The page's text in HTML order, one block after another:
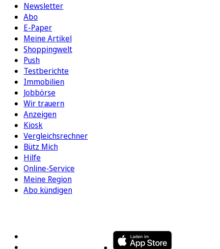
Newsletter
Abo
E-Paper
Meine Artikel
Shoppingwelt
Push
Testberichte
Immobilien
Jobbörse
Wir trauern
Anzeigen
Kiosk
Vergleichsrechner
Bütz Mich
Hilfe
Online-Service
Meine Region
Abo kündigen